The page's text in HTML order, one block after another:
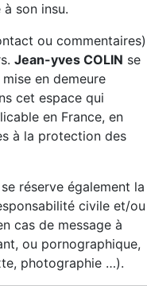
son insu.
ou commentaires)
Jean-yves COLIN se
en demeure
cet espace qui
en France, en
à la protection des
se réserve également la
civile et/ou
cas de message à
ou pornographique,
photographie …).